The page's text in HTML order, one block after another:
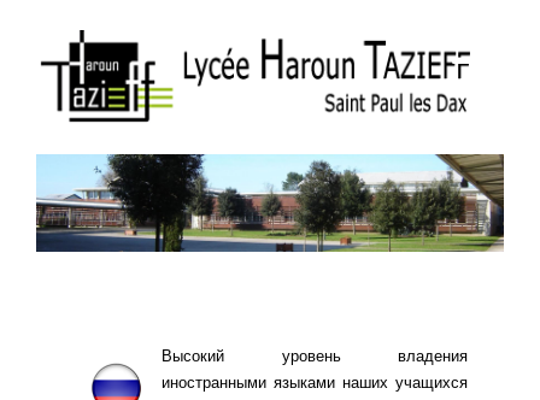
Высокий уровень владения
иностранными языками наших учащихся